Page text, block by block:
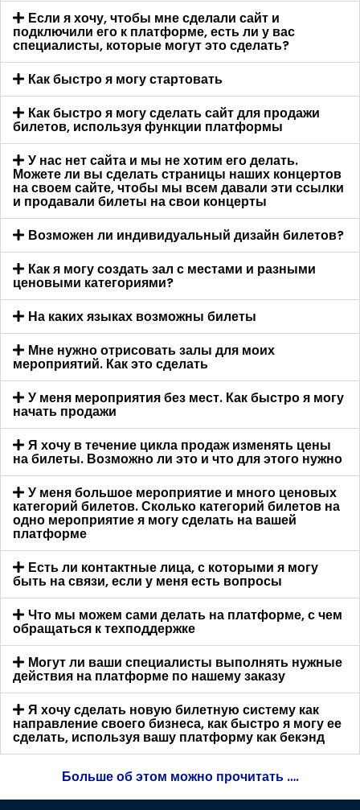
Если я хочу, чтобы мне сделали сайт и
подключили его к платформе, есть ли у вас
специалисты, которые могут это сделать?
Как быстро я могу стартовать
Как быстро я могу сделать сайт для продажи
билетов, используя функции платформы
У нас нет сайта и мы не хотим его делать.
Можете ли вы сделать страницы наших концертов
на своем сайте, чтобы мы всем давали эти ссылки
и продавали билеты на свои концерты
Возможен ли индивидуальный дизайн билетов?
Как я могу создать зал с местами и разными
ценовыми категориями?
На каких языках возможны билеты
Мне нужно отрисовать залы для моих
мероприятий. Как это сделать
У меня мероприятия без мест. Как быстро я могу
начать продажи
Я хочу в течение цикла продаж изменять цены
на билеты. Возможно ли это и что для этого нужно
У меня большое мероприятие и много ценовых
категорий билетов. Сколько категорий билетов на
одно мероприятие я могу сделать на вашей
платформе
Есть ли контактные лица, с которыми я могу
быть на связи, если у меня есть вопросы
Что мы можем сами делать на платформе, с чем
обращаться к техподдержке
Могут ли ваши специалисты выполнять нужные
действия на платформе по нашему заказу
Я хочу сделать новую билетную систему как
направление своего бизнеса, как быстро я могу ее
сделать, используя вашу платформу как бекэнд
Больше об этом можно прочитать ….